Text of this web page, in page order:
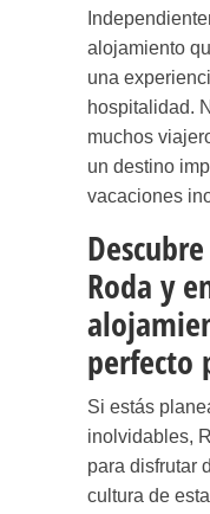
alojamiento
una
hospitalidad.
muchos
un destino
vacaciones
Roda y
perfecto
Si estás
inolvidables,
para disfrutar
cultura de